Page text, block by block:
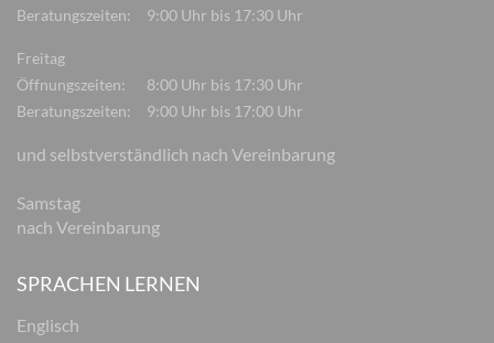
Beratungszeiten:
9:00 Uhr bis 17:30 Uhr
Freitag
Öffnungszeiten:
8:00 Uhr bis 17:30 Uhr
Beratungszeiten:
9:00 Uhr bis 17:00 Uhr
und selbstverständlich nach Vereinbarung
Samstag
nach Vereinbarung
SPRACHEN LERNEN
Englisch